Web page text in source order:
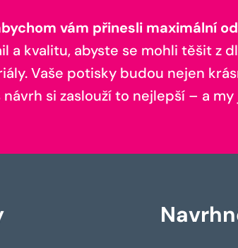
vám přinesli maximální
a kvalitu, abyste se mohli těšit z
Vaše potisky budou nejen
návrh si zaslouží to nejlepší – a